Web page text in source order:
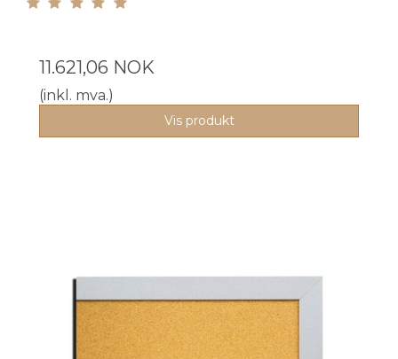
11.621,06 NOK
(inkl. mva.)
Vis produkt